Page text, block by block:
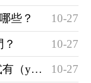
10-27
些？
10-27
10-27
哪些？